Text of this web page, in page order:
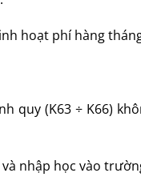
hoạt phí hàng
quy (K63 ÷ K66)
nhập học vào